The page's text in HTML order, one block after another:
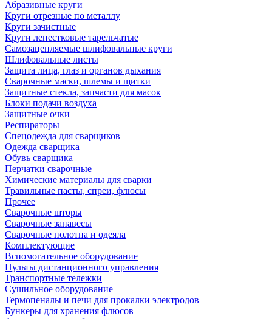
Абразивные круги
Круги отрезные по металлу
Круги зачистные
Круги лепестковые тарельчатые
Самозацепляемые шлифовальные круги
Шлифовальные листы
Защита лица, глаз и органов дыхания
Сварочные маски, шлемы и щитки
Защитные стекла, запчасти для масок
Блоки подачи воздуха
Защитные очки
Респираторы
Спецодежда для сварщиков
Одежда сварщика
Обувь сварщика
Перчатки сварочные
Химические материалы для сварки
Травильные пасты, спреи, флюсы
Прочее
Сварочные шторы
Сварочные занавесы
Сварочные полотна и одеяла
Комплектующие
Вспомогательное оборудование
Пульты дистанционного управления
Транспортные тележки
Сушильное оборудование
Термопеналы и печи для прокалки электродов
Бункеры для хранения флюсов